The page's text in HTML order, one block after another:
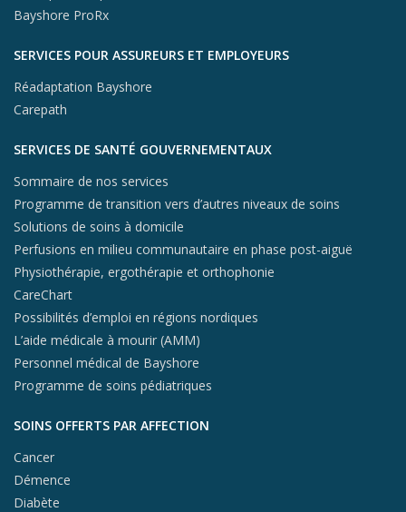
Bayshore ProRx
SERVICES POUR ASSUREURS ET EMPLOYEURS
Réadaptation Bayshore
Carepath
SERVICES DE SANTÉ GOUVERNEMENTAUX
Sommaire de nos services
Programme de transition vers d’autres niveaux de soins
Solutions de soins à domicile
Perfusions en milieu communautaire en phase post-aiguë
Physiothérapie, ergothérapie et orthophonie
CareChart
Possibilités d’emploi en régions nordiques
L’aide médicale à mourir (AMM)
Personnel médical de Bayshore
Programme de soins pédiatriques
SOINS OFFERTS PAR AFFECTION
Cancer
Démence
Diabète